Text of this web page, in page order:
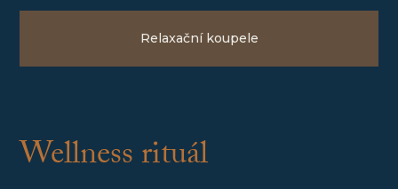
Relaxační koupele
Wellness rituál